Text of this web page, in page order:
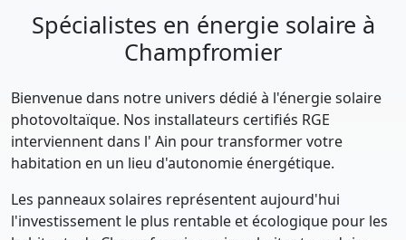
Spécialistes en énergie solaire à
Champfromier
Bienvenue dans notre univers dédié à l'énergie solaire
photovoltaïque. Nos installateurs certifiés RGE
interviennent dans l' Ain pour transformer votre
habitation en un lieu d'autonomie énergétique.
Les panneaux solaires représentent aujourd'hui
l'investissement le plus rentable et écologique pour les